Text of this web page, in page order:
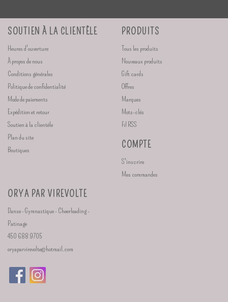
SOUTIEN À LA CLIENTÈLE
Heures d'ouverture
À propos de nous
Conditions générales
Politique de confidentialité
Mode de paiements
Expédition et retour
Soutien à la clientèle
Plan du site
Boutiques
PRODUITS
Tous les produits
Nouveaux produits
Gift cards
Offres
Marques
Mots-clés
Fil RSS
COMPTE
S'inscrire
Mes commandes
ORYA PAR VIREVOLTE
Danse - Gymnastique - Cheerleading -
Patinage
450 688 9705
oryaparvirevolte@hotmail.com